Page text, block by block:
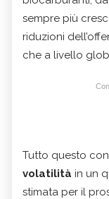
sempre più
riduzioni
che a livello
Tutto questo
volatilità in un
stimata per il